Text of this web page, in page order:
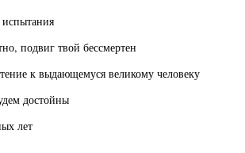
подвиг твой бессмертен
к выдающемуся великому человеку
достойны
лет